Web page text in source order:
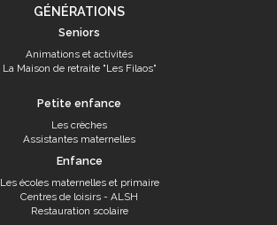
GÉNÉRATIONS
Seniors
Animations et activités
La Maison de retraite "Les Filaos"
Petite enfance
Les crèches
Assistantes maternelles
Enfance
Les écoles maternelles et primaire
Centres de loisirs - ALSH
Restauration scolaire